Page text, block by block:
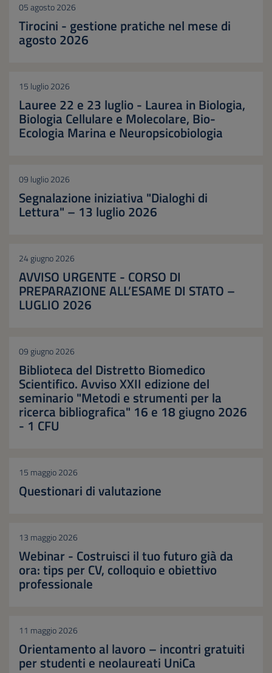
05 agosto 2026
Tirocini - gestione pratiche nel mese di
agosto 2026
15 luglio 2026
Lauree 22 e 23 luglio - Laurea in Biologia,
Biologia Cellulare e Molecolare, Bio-
Ecologia Marina e Neuropsicobiologia
09 luglio 2026
Segnalazione iniziativa "Dialoghi di
Lettura" – 13 luglio 2026
24 giugno 2026
AVVISO URGENTE - CORSO DI
PREPARAZIONE ALL’ESAME DI STATO –
LUGLIO 2026
09 giugno 2026
Biblioteca del Distretto Biomedico
Scientifico. Avviso XXII edizione del
seminario "Metodi e strumenti per la
ricerca bibliografica" 16 e 18 giugno 2026
- 1 CFU
15 maggio 2026
Questionari di valutazione
13 maggio 2026
Webinar - Costruisci il tuo futuro già da
ora: tips per CV, colloquio e obiettivo
professionale
11 maggio 2026
Orientamento al lavoro – incontri gratuiti
per studenti e neolaureati UniCa